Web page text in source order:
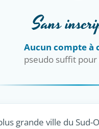
Sans
Aucun compte à
pseudo suffit pour
grande ville du